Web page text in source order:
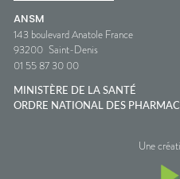
ANSM
143 boulevard Anatole France
93200 Saint-Denis
01 55 87 30 00
MINISTÈRE DE LA SANTÉ
ORDRE NATIONAL DES
Une